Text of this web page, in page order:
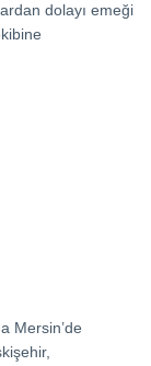
dolayı emeği
Mersin’de